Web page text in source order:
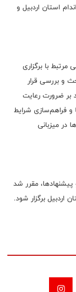
استان اردبیل و
با برگزاری
و بررسی قرار
بر ضرورت رعایت
و فراهم‌سازی شرایط
در میزبانی
مقرر شد
اردبیل برگزار شود.